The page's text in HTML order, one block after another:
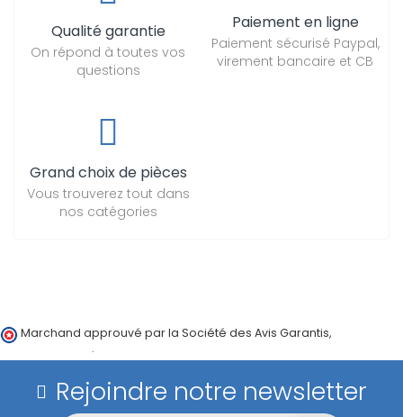
Qualité garantie
On répond à toutes vos
questions
Paiement en ligne
Paiement sécurisé Paypal,
virement bancaire et CB
Grand choix de pièces
Vous trouverez tout dans
nos catégories
Marchand approuvé par la Société des Avis Garantis,
.
Rejoindre notre newsletter